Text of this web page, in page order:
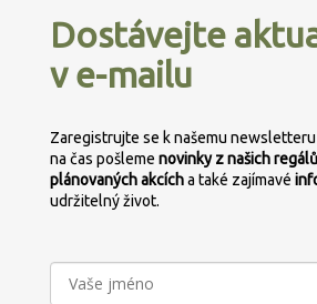
Dostávejte
v e-mailu
Zaregistrujte se k našemu newsletteru
na čas pošleme novinky z našich regálů
plánovanýchakcícha také zajímavé
udržitelný život.